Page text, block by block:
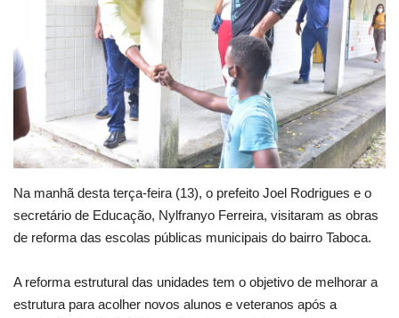
Contato
Na manhã desta terça-feira (13), o prefeito Joel Rodrigues e o
secretário de Educação, Nylfranyo Ferreira, visitaram as obras
de reforma das escolas públicas municipais do bairro Taboca.
A reforma estrutural das unidades tem o objetivo de melhorar a
estrutura para acolher novos alunos e veteranos após a